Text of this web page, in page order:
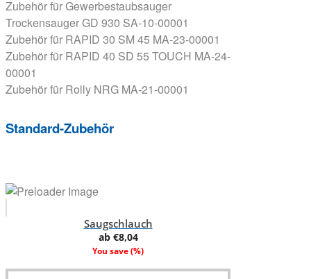
Zubehör für Gewerbestaubsauger
Trockensauger GD 930 SA-10-00001
Zubehör für RAPID 30 SM 45 MA-23-00001
Zubehör für RAPID 40 SD 55 TOUCH MA-24-
00001
Zubehör für Rolly NRG MA-21-00001
Standard-Zubehör
Saugschlauch
ab €8,04
You save (%)